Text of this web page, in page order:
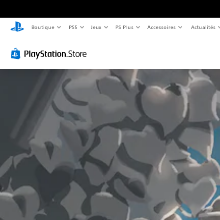
Boutique PS5 Jeux PS Plus Accessoires Actualités